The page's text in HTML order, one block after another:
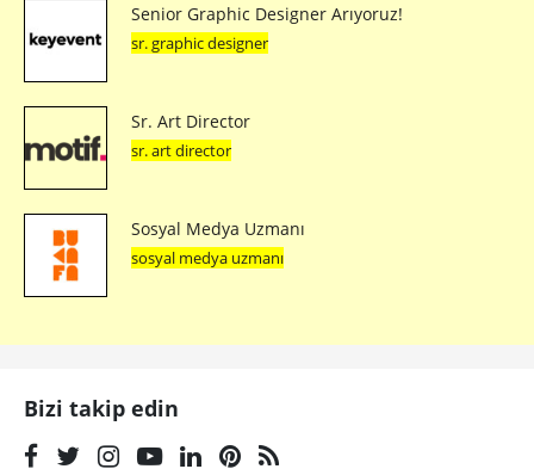
Senior Graphic Designer Arıyoruz!
sr. graphic designer
Sr. Art Director
sr. art director
Sosyal Medya Uzmanı
sosyal medya uzmanı
Bizi takip edin